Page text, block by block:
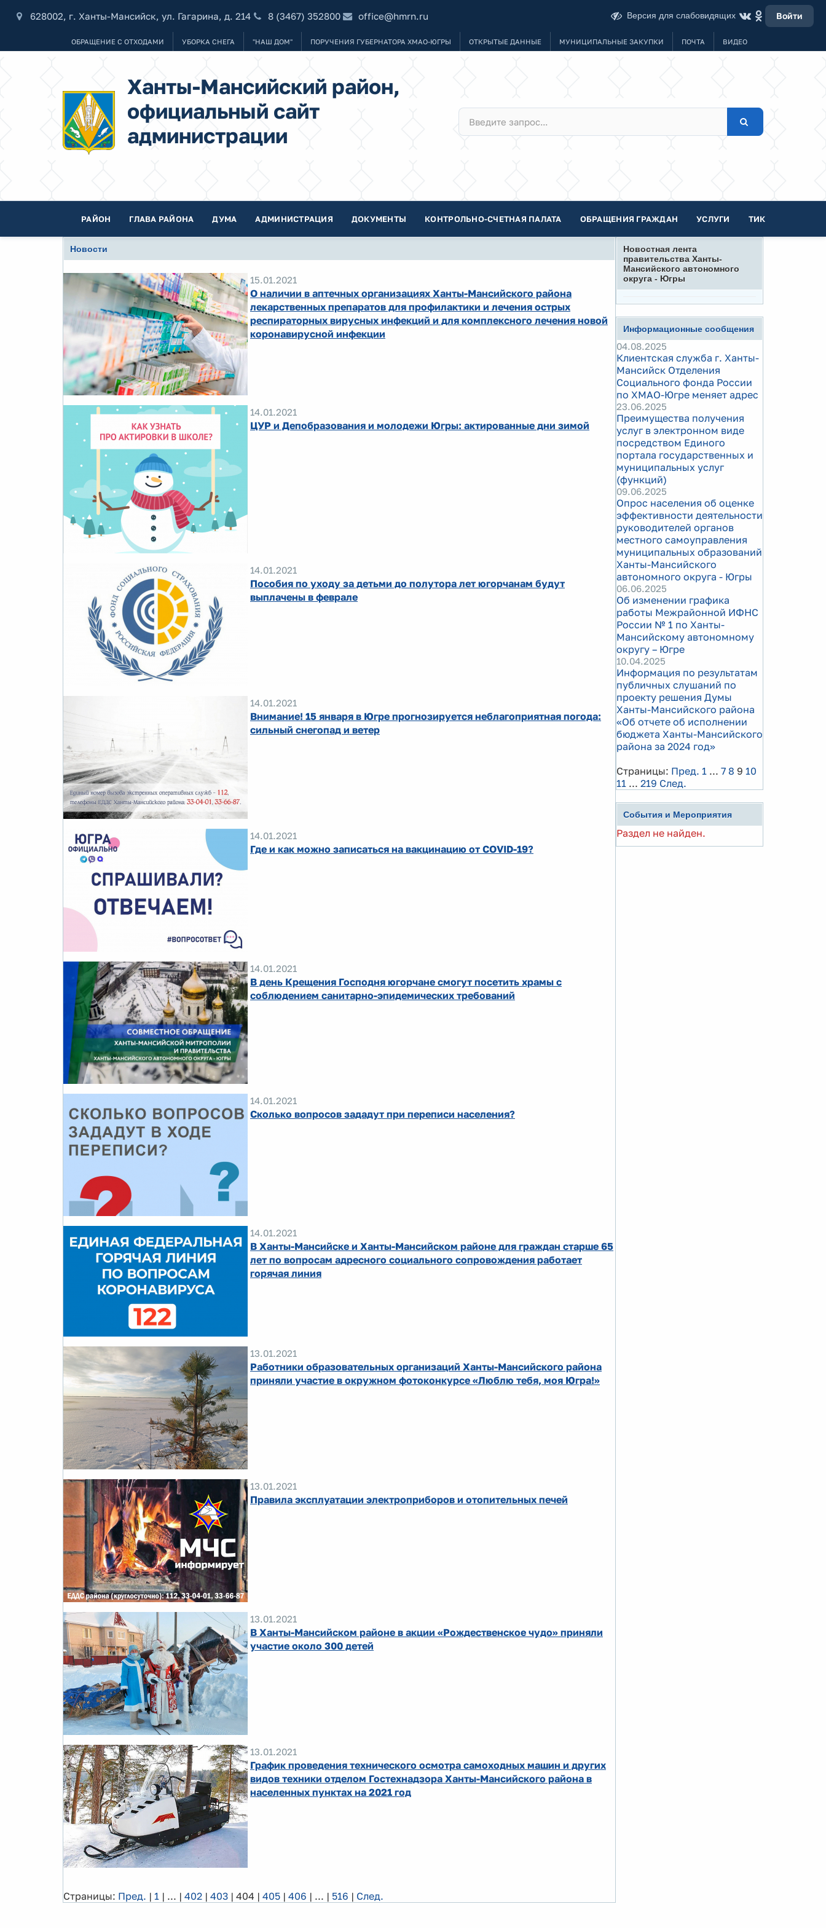
628002, г. Ханты-Мансийск, ул. Гагарина, д. 214 8 (3467) 352800 office@hmrn.ru Версия для слабовидящих Войти
ОБРАЩЕНИЕ С ОТХОДАМИ УБОРКА СНЕГА "НАШ ДОМ" ПОРУЧЕНИЯ ГУБЕРНАТОРА ХМАО-ЮГРЫ ОТКРЫТЫЕ ДАННЫЕ МУНИЦИПАЛЬНЫЕ ЗАКУПКИ ПОЧТА ВИДЕО
Ханты-Мансийский район,
официальный сайт
администрации
РАЙОН ГЛАВА РАЙОНА ДУМА АДМИНИСТРАЦИЯ ДОКУМЕНТЫ КОНТРОЛЬНО-СЧЕТНАЯ ПАЛАТА ОБРАЩЕНИЯ ГРАЖДАН УСЛУГИ ТИК
Новости
15.01.2021
О наличии в аптечных организациях Ханты-Мансийского района
лекарственных препаратов для профилактики и лечения острых
респираторных вирусных инфекций и для комплексного лечения новой
коронавирусной инфекции
14.01.2021
ЦУР и Депобразования и молодежи Югры: актированные дни зимой
14.01.2021
Пособия по уходу за детьми до полутора лет югорчанам будут
выплачены в феврале
14.01.2021
Внимание! 15 января в Югре прогнозируется неблагоприятная погода:
сильный снегопад и ветер
14.01.2021
Где и как можно записаться на вакцинацию от COVID-19?
14.01.2021
В день Крещения Господня югорчане смогут посетить храмы с
соблюдением санитарно-эпидемических требований
14.01.2021
Сколько вопросов зададут при переписи населения?
14.01.2021
В Ханты-Мансийске и Ханты-Мансийском районе для граждан старше 65
лет по вопросам адресного социального сопровождения работает
горячая линия
13.01.2021
Работники образовательных организаций Ханты-Мансийского района
приняли участие в окружном фотоконкурсе «Люблю тебя, моя Югра!»
13.01.2021
Правила эксплуатации электроприборов и отопительных печей
13.01.2021
В Ханты-Мансийском районе в акции «Рождественское чудо» приняли
участие около 300 детей
13.01.2021
График проведения технического осмотра самоходных машин и других
видов техники отделом Гостехнадзора Ханты-Мансийского района в
населенных пунктах на 2021 год
Страницы: Пред. | 1 | ... | 402 | 403 | 404 | 405 | 406 | ... | 516 | След.
Новостная лента
правительства Ханты-
Мансийского автономного
округа - Югры
Информационные сообщения
04.08.2025
Клиентская служба г. Ханты-
Мансийск Отделения
Социального фонда России
по ХМАО-Югре меняет адрес
23.06.2025
Преимущества получения
услуг в электронном виде
посредством Единого
портала государственных и
муниципальных услуг
(функций)
09.06.2025
Опрос населения об оценке
эффективности деятельности
руководителей органов
местного самоуправления
муниципальных образований
Ханты-Мансийского
автономного округа - Югры
06.06.2025
Об изменении графика
работы Межрайонной ИФНС
России № 1 по Ханты-
Мансийскому автономному
округу – Югре
10.04.2025
Информация по результатам
публичных слушаний по
проекту решения Думы
Ханты-Мансийского района
«Об отчете об исполнении
бюджета Ханты-Мансийского
района за 2024 год»
Страницы: Пред. 1 ... 7 8 9 10
11 ... 219 След.
События и Мероприятия
Раздел не найден.